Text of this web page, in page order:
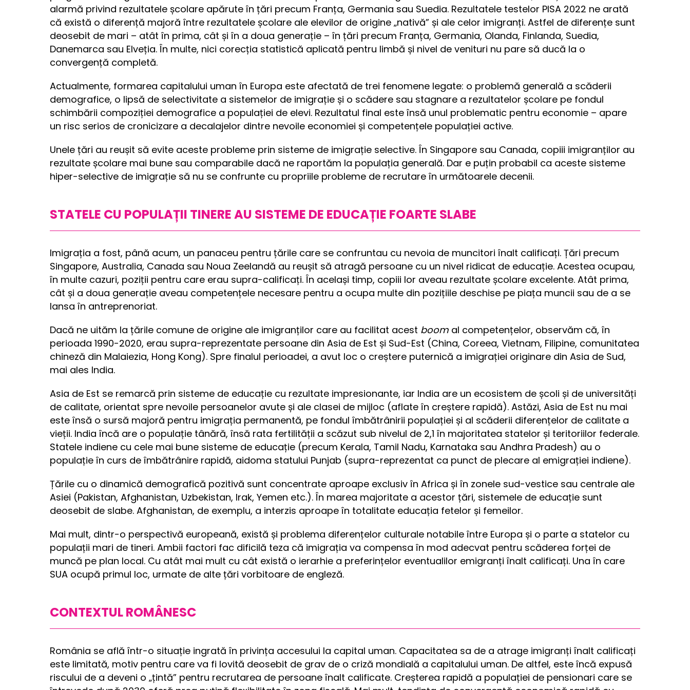
alarmă privind rezultatele școlare apărute în țări precum Franța, Germania sau Suedia. Rezultatele testelor PISA 2022 ne arată
că există o diferență majoră între rezultatele școlare ale elevilor de origine „nativă” și ale celor imigranți. Astfel de diferențe sunt
deosebit de mari – atât în prima, cât și în a doua generație – în țări precum Franța, Germania, Olanda, Finlanda, Suedia,
Danemarca sau Elveția. În multe, nici corecția statistică aplicată pentru limbă și nivel de venituri nu pare să ducă la o
convergență completă.
Actualmente, formarea capitalului uman în Europa este afectată de trei fenomene legate: o problemă generală a scăderii
demografice, o lipsă de selectivitate a sistemelor de imigrație și o scădere sau stagnare a rezultatelor școlare pe fondul
schimbării compoziției demografice a populației de elevi. Rezultatul final este însă unul problematic pentru economie – apare
un risc serios de cronicizare a decalajelor dintre nevoile economiei și competențele populației active.
Unele țări au reușit să evite aceste probleme prin sisteme de imigrație selective. În Singapore sau Canada, copiii imigranților au
rezultate școlare mai bune sau comparabile dacă ne raportăm la populația generală. Dar e puțin probabil ca aceste sisteme
hiper-selective de imigrație să nu se confrunte cu propriile probleme de recrutare în următoarele decenii.
STATELE CU POPULAȚII TINERE AU SISTEME DE EDUCAȚIE FOARTE SLABE
Imigrația a fost, până acum, un panaceu pentru țările care se confruntau cu nevoia de muncitori înalt calificați. Țări precum
Singapore, Australia, Canada sau Noua Zeelandă au reușit să atragă persoane cu un nivel ridicat de educație. Acestea ocupau,
în multe cazuri, poziții pentru care erau supra-calificați. În același timp, copiii lor aveau rezultate școlare excelente. Atât prima,
cât și a doua generație aveau competențele necesare pentru a ocupa multe din pozițiile deschise pe piața muncii sau de a se
lansa în antreprenoriat.
Dacă ne uităm la țările comune de origine ale imigranților care au facilitat acest boom al competențelor, observăm că, în
perioada 1990-2020, erau supra-reprezentate persoane din Asia de Est și Sud-Est (China, Coreea, Vietnam, Filipine, comunitatea
chineză din Malaiezia, Hong Kong). Spre finalul perioadei, a avut loc o creștere puternică a imigrației originare din Asia de Sud,
mai ales India.
Asia de Est se remarcă prin sisteme de educație cu rezultate impresionante, iar India are un ecosistem de școli și de universități
de calitate, orientat spre nevoile persoanelor avute și ale clasei de mijloc (aflate în creștere rapidă). Astăzi, Asia de Est nu mai
este însă o sursă majoră pentru imigrația permanentă, pe fondul îmbătrânirii populației și al scăderii diferențelor de calitate a
vieții. India încă are o populație tânără, însă rata fertilității a scăzut sub nivelul de 2,1 în majoritatea statelor și teritoriilor federale.
Statele indiene cu cele mai bune sisteme de educație (precum Kerala, Tamil Nadu, Karnataka sau Andhra Pradesh) au o
populație în curs de îmbătrânire rapidă, aidoma statului Punjab (supra-reprezentat ca punct de plecare al emigrației indiene).
Țările cu o dinamică demografică pozitivă sunt concentrate aproape exclusiv în Africa și în zonele sud-vestice sau centrale ale
Asiei (Pakistan, Afghanistan, Uzbekistan, Irak, Yemen etc.). În marea majoritate a acestor țări, sistemele de educație sunt
deosebit de slabe. Afghanistan, de exemplu, a interzis aproape în totalitate educația fetelor și femeilor.
Mai mult, dintr-o perspectivă europeană, există și problema diferențelor culturale notabile între Europa și o parte a statelor cu
populații mari de tineri. Ambii factori fac dificilă teza că imigrația va compensa în mod adecvat pentru scăderea forței de
muncă pe plan local. Cu atât mai mult cu cât există o ierarhie a preferințelor eventualilor emigranți înalt calificați. Una în care
SUA ocupă primul loc, urmate de alte țări vorbitoare de engleză.
CONTEXTUL ROMÂNESC
România se află într-o situație ingrată în privința accesului la capital uman. Capacitatea sa de a atrage imigranți înalt calificați
este limitată, motiv pentru care va fi lovită deosebit de grav de o criză mondială a capitalului uman. De altfel, este încă expusă
riscului de a deveni o „țintă” pentru recrutarea de persoane înalt calificate. Creșterea rapidă a populației de pensionari care se